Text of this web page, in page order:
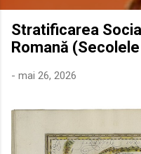
Stratificarea
Romană
- mai 26, 2026